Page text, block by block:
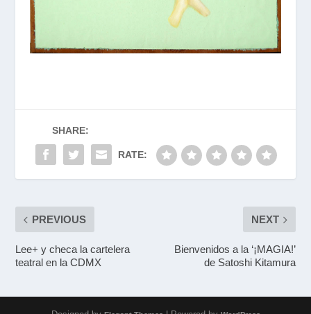
SHARE:
RATE:
PREVIOUS
Lee+ y checa la cartelera
teatral en la CDMX
NEXT
Bienvenidos a la ‘¡MAGIA!’
de Satoshi Kitamura